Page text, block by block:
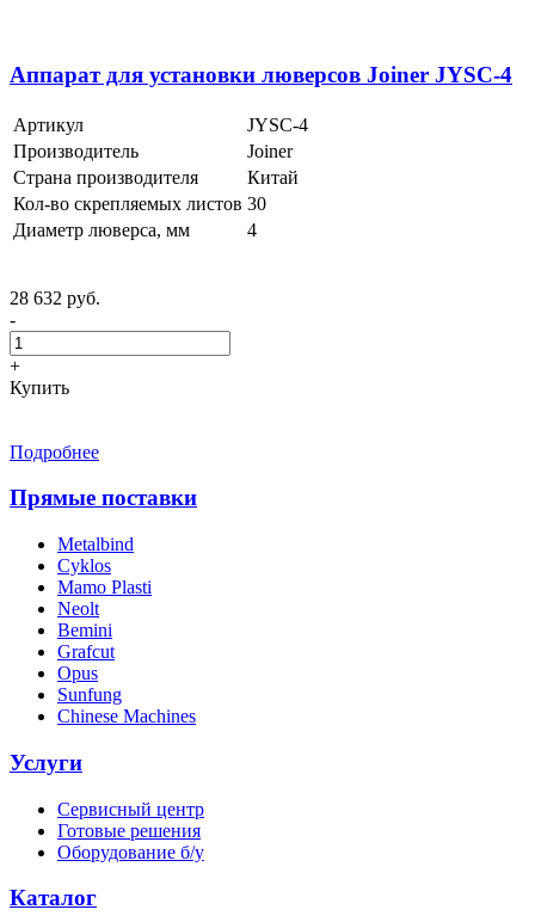
Аппарат для установки люверсов Joiner JYSC-4
Артикул
JYSC-4
Производитель
Joiner
Страна производителя
Китай
Кол-во скрепляемых листов 30
Диаметр люверса, мм
4
28 632 руб.
-
+
Купить
Подробнее
Прямые поставки
Metalbind
Cyklos
Mamo Plasti
Neolt
Bemini
Grafcut
Opus
Sunfung
Chinese Machines
Услуги
Сервисный центр
Готовые решения
Оборудование б/у
Каталог